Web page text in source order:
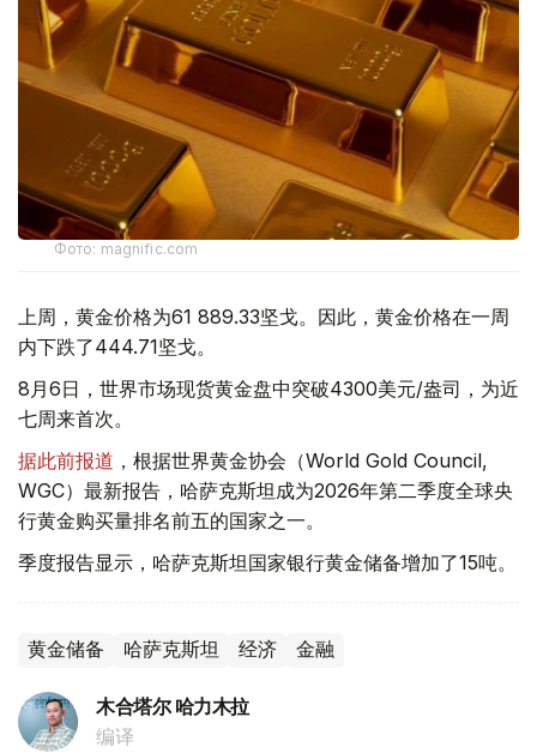
Фото: magnific.com
上周，黄金价格为61 889.33坚戈。因此，黄金价格在一周
内下跌了444.71坚戈。
8月6日，世界市场现货黄金盘中突破4300美元/盎司，为近
七周来首次。
据此前报道 ，根据世界黄金协会（World Gold Council,
WGC）最新报告，哈萨克斯坦成为2026年第二季度全球央
行黄金购买量排名前五的国家之一。
季度报告显示，哈萨克斯坦国家银行黄金储备增加了15吨。
黄金储备 哈萨克斯坦 经济 金融
木合塔尔 哈力木拉
编译